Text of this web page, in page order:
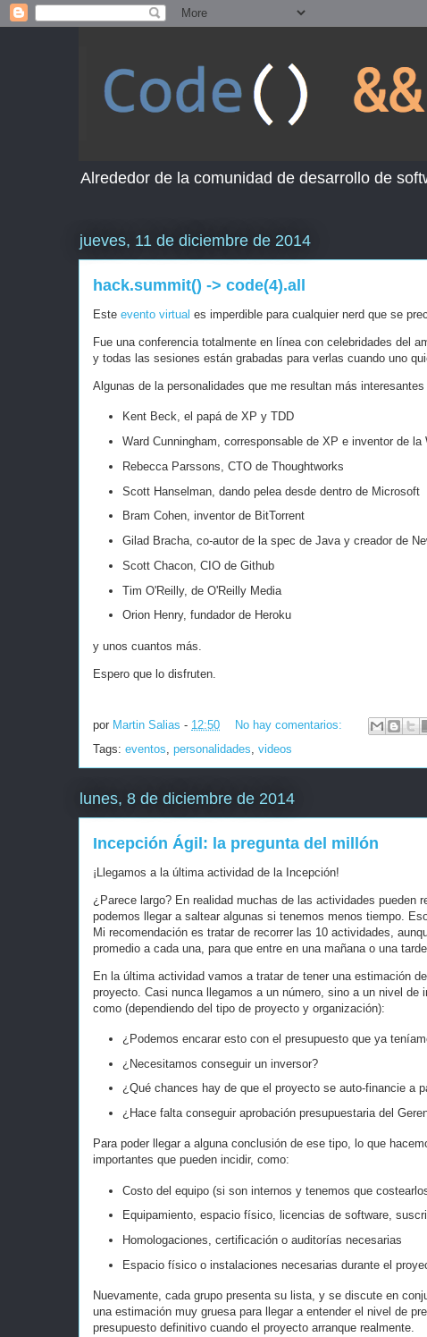
Alrededor de la comunidad de desarrollo de
jueves, 11 de diciembre de 2014
hack.summit() -> code(4).all
Este evento virtual es imperdible para cualquier nerd que se
Fue una conferencia totalmente en línea con celebridades del
y todas las sesiones están grabadas para verlas cuando uno
Algunas de la personalidades que me resultan más
Kent Beck, el papá de XP y TDD
Ward Cunningham, corresponsable de XP e inventor de la
Rebecca Parssons, CTO de Thoughtworks
Scott Hanselman, dando pelea desde dentro de Microsoft
Bram Cohen, inventor de BitTorrent
Gilad Bracha, co-autor de la spec de Java y creador de
Scott Chacon, CIO de Github
Tim O'Reilly, de O'Reilly Media
Orion Henry, fundador de Heroku
y unos cuantos más.
Espero que lo disfruten.
por Martin Salias - 12:50
No hay comentarios:
Tags: eventos personalidades videos
lunes, 8 de diciembre de 2014
Incepción Ágil: la pregunta del millón
¡Llegamos a la última actividad de la Incepción!
¿Parece largo? En realidad muchas de las actividades pueden
podemos llegar a saltear algunas si tenemos menos tiempo.
Mi recomendación es tratar de recorrer las 10 actividades,
promedio a cada una, para que entre en una mañana o una tarde.
En la última actividad vamos a tratar de tener una estimación
proyecto. Casi nunca llegamos a un número, sino a un nivel de
como (dependiendo del tipo de proyecto y organización):
¿Podemos encarar esto con el presupuesto que ya
¿Necesitamos conseguir un inversor?
¿Qué chances hay de que el proyecto se auto-financie a
¿Hace falta conseguir aprobación presupuestaria del
Para poder llegar a alguna conclusión de ese tipo, lo que
importantes que pueden incidir, como:
Costo del equipo (si son internos y tenemos que
Equipamiento, espacio físico, licencias de software,
Homologaciones, certificación o auditorías necesarias
Espacio físico o instalaciones necesarias durante el
Nuevamente, cada grupo presenta su lista, y se discute en
una estimación muy gruesa para llegar a entender el nivel de
presupuesto definitivo cuando el proyecto arranque realmente.